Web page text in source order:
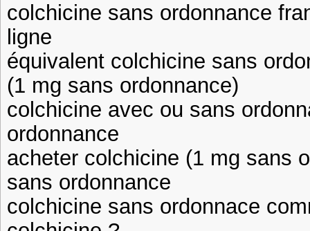
colchicine sans ordonnance
ligne
équivalent colchicine sans
(1 mg sans ordonnance)
colchicine avec ou sans
ordonnance
acheter colchicine (1 mg sans
sans ordonnance
colchicine sans ordonnace